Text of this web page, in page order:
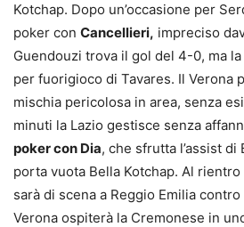
Kotchap. Dopo un’occasione per
poker con Cancellieri, impreciso
Guendouzi trova il gol del 4-0, ma
per fuorigioco di Tavares. Il Verona
mischia pericolosa in area, senza
minuti la Lazio gestisce senza
poker con Dia, che sfrutta l’assist di
porta vuota Bella Kotchap. Al rientro
sarà di scena a Reggio Emilia
Verona ospiterà la Cremonese in